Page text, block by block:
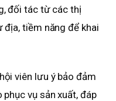
đối tác từ các thị
tiềm năng để khai
viên lưu ý bảo đảm
vụ sản xuất, đáp